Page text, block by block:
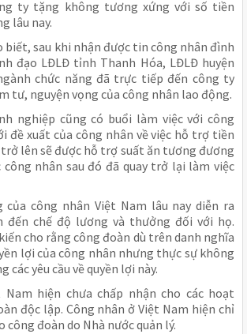
ty tặng không tương xứng với số tiền
lâu nay.
biết, sau khi nhận được tin công nhân đình
đạo LĐLĐ tỉnh Thanh Hóa, LĐLĐ huyện
chức năng đã trực tiếp đến công ty
tư, nguyện vọng của công nhân lao động.
nghiệp cũng có buổi làm việc với công
đề xuất của công nhân về việc hỗ trợ tiền
lên sẽ được hỗ trợ suất ăn tương đương
công nhân sau đó đã quay trở lại làm việc
của công nhân Việt Nam lâu nay diễn ra
đến chế độ lương và thưởng đối với họ.
cho rằng công đoàn dù trên danh nghĩa
lợi của công nhân nhưng thực sự không
các yêu cầu về quyền lợi này.
Nam hiện chưa chấp nhận cho các hoạt
độc lập. Công nhân ở Việt Nam hiện chỉ
công đoàn do Nhà nước quản lý.